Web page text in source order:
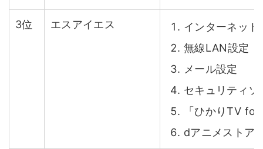
3位 エスアイエス
インターネット
無線LAN設定
メール設定
セキュリティ
「ひかりTV
dアニメストア